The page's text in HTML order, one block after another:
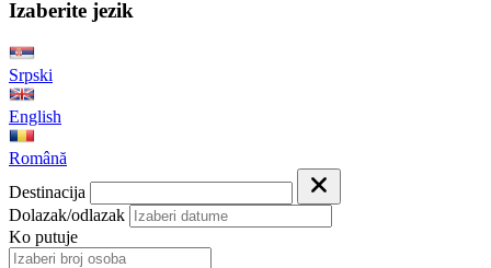
Izaberite jezik
Srpski
English
Română
Destinacija
Dolazak/odlazak
Ko putuje